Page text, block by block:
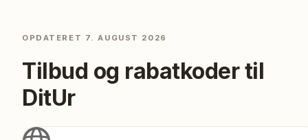
OPDATERET 7. AUGUST 2026
Tilbud og rabatkoder til
DitUr